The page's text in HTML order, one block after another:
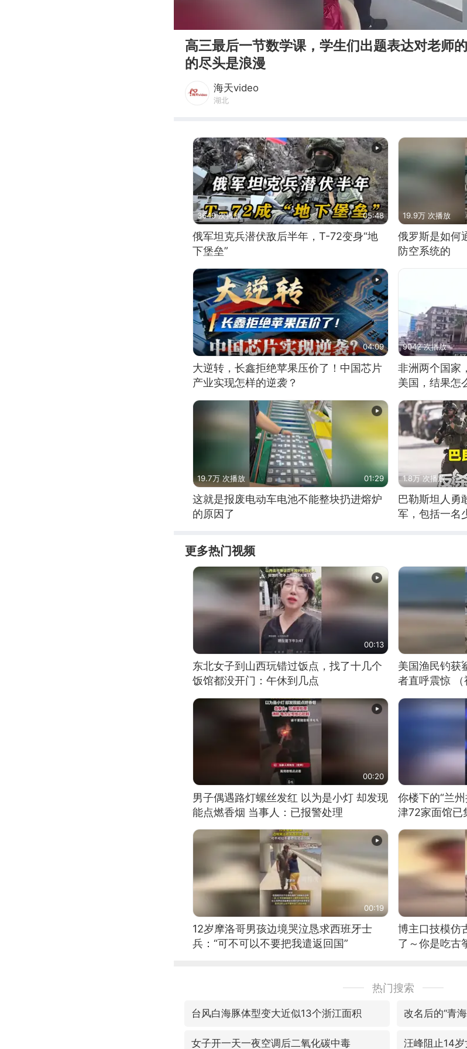
高三最后一节数学课，学生们出题表达对老师
的尽头是浪漫
海天video
湖北
3649 次播放 05:48
俄军坦克兵潜伏敌后半年，T-72变身“地
下堡垒”
19.9万 次播放
俄罗斯是如何
防空系统的
04:09
大逆转，长鑫拒绝苹果压价了！中国芯片
产业实现怎样的逆袭？
9042 次播放
非洲两个国家
美国，结果怎
19.7万 次播放 01:29
这就是报废电动车电池不能整块扔进熔炉
的原因了
1.8万 次播放
巴勒斯坦人勇
军，包括一名
更多热门视频
00:13
东北女子到山西玩错过饭点，找了十几个
饭馆都没开门：午休到几点
美国渔民钓获
者直呼震惊 （
00:20
男子偶遇路灯螺丝发红 以为是小灯 却发现
能点燃香烟 当事人：已报警处理
你楼下的“兰
津72家面馆已
00:19
12岁摩洛哥男孩边境哭泣恳求西班牙士
兵：“可不可以不要把我遣返回国”
博主口技模仿
了～你是吃古
热门搜索
台风白海豚体型变大近似13个浙江面积 改名后的“青
女子开一天一夜空调后二氧化碳中毒 汪峰阻止14